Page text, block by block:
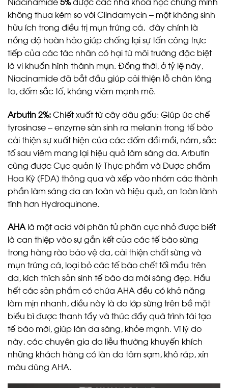
không thua kém so với Clindamycin – một kháng sinh
hữu ích trong điều trị mụn trứng cá, đây chính là
nồng độ hoàn hảo giúp chống lại sự tấn công trực
tiếp của các tác nhân có hại từ môi trường đặc biệt
là vi khuẩn hình thành mụn. Đồng thời, ở tỷ lệ này,
Niacinamide đã bắt đầu giúp cải thiện lỗ chân lông
to, đốm sắc tố, kháng viêm mạnh mẽ.
Arbutin 2%:Chiết xuất từ cây dâu gấu: Giúp ức chế
tyrosinase – enzyme sản sinh ra melanin trong tế bào
cải thiện sự xuất hiện của các đốm đồi mồi, nám, sắc
tố sau viêm mang lại hiệu quả làm sáng da. Arbutin
cũng được Cục quản lý Thực phẩm và Dược phẩm
Hoa Kỳ (FDA) thông qua và xếp vào nhóm các thành
phần làm sáng da an toàn và hiệu quả, an toàn lành
tính hơn Hydroquinone.
AHA là một acid với phân tử phân cực nhỏ được biết
là can thiệp vào sự gắn kết của các tế bào sừng
trong hàng rào bảo vệ da, cải thiện chất sừng và
mụn trứng cá, loại bỏ các tế bào chết tối mầu trên
da, kích thích sản sinh tế bào da mới sáng đẹp. Hầu
hết các sản phẩm có chứa AHA đều có khả năng
làm mịn nhanh, điều này là do lớp sừng trên bề mặt
biểu bì được thanh tẩy và thúc đẩy quá trình tái tạo
tế bào mới, giúp làn da sáng, khỏe mạnh. Vì lý do
này, các chuyên gia da liễu thường khuyến khích
những khách hàng có làn da tâm sạm, khô ráp, xỉn
màu dùng AHA.